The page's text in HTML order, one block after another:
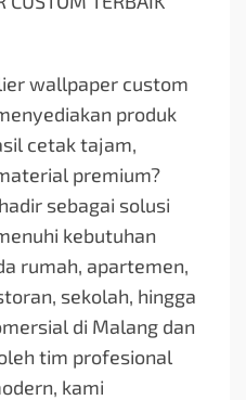
wallpaper custom
produk
cetak tajam,
premium?
sebagai solusi
kebutuhan
rumah, apartemen,
sekolah, hingga
di Malang dan
tim profesional
kami